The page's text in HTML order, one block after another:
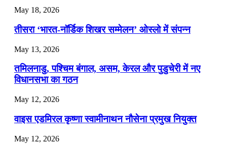
July 22, 2026
📝 डेली करेंट अफेयर्स: 19-21 जुलाई 2026
July 19, 2026
📝 डेली करेंट अफेयर्स: 16-18 जुलाई 2026
May 18, 2026
तीसरा ‘भारत-नॉर्डिक शिखर सम्मेलन’ ओस्लो में संपन्न
May 13, 2026
तमिलनाडु, पश्चिम बंगाल, असम, केरल और पुडुचेरी में नए
विधानसभा का गठन
May 12, 2026
वाइस एडमिरल कृष्णा स्वामीनाथन नौसेना प्रमुख नियुक्त
May 12, 2026